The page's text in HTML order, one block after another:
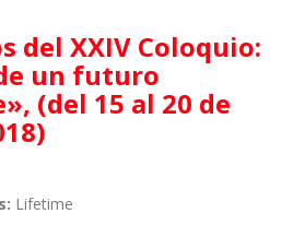
un futuro
(del 15 al 20 de
Lifetime